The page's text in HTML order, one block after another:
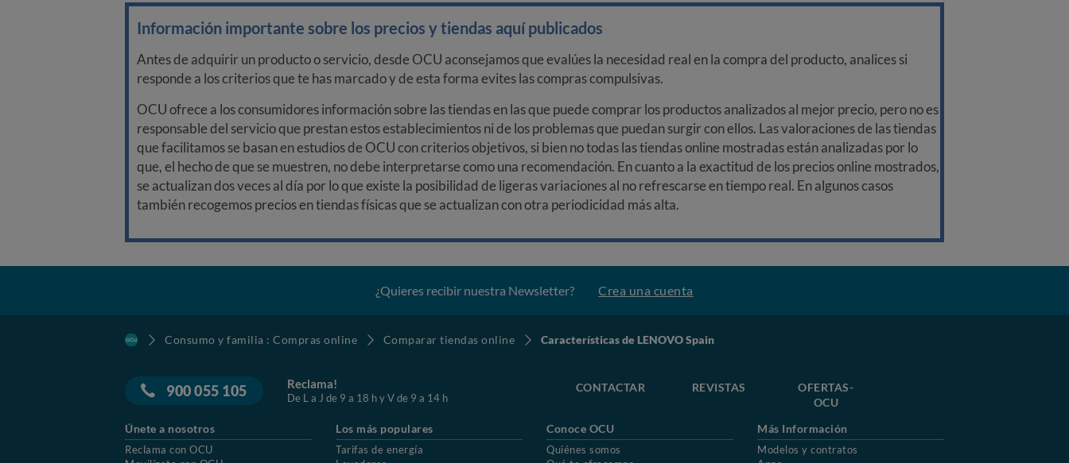
Información importante sobre los precios y tiendas aquí publicados
Antes de adquirir un producto o servicio, desde OCU aconsejamos que evalúes la necesidad real en la compra del producto, analices si
responde a los criterios que te has marcado y de esta forma evites las compras compulsivas.
OCU ofrece a los consumidores información sobre las tiendas en las que puede comprar los productos analizados al mejor precio, pero no es
responsable del servicio que prestan estos establecimientos ni de los problemas que puedan surgir con ellos. Las valoraciones de las tiendas
que facilitamos se basan en estudios de OCU con criterios objetivos, si bien no todas las tiendas online mostradas están analizadas por lo
que, el hecho de que se muestren, no debe interpretarse como una recomendación. En cuanto a la exactitud de los precios online mostrados,
se actualizan dos veces al día por lo que existe la posibilidad de ligeras variaciones al no refrescarse en tiempo real. En algunos casos
también recogemos precios en tiendas físicas que se actualizan con otra periodicidad más alta.
¿Quieres recibir nuestra Newsletter? Crea una cuenta
Consumo y familia : Compras online Comparar tiendas online Características de LENOVO Spain
900 055 105 Reclama!
De L a J de 9 a 18 h y V de 9 a 14 h
CONTACTAR REVISTAS
OFERTAS-
OCU
Únete a nosotros
Reclama con OCU
Los más populares
Tarifas de energía
Conoce OCU
Quiénes somos
Más Información
Modelos y contratos